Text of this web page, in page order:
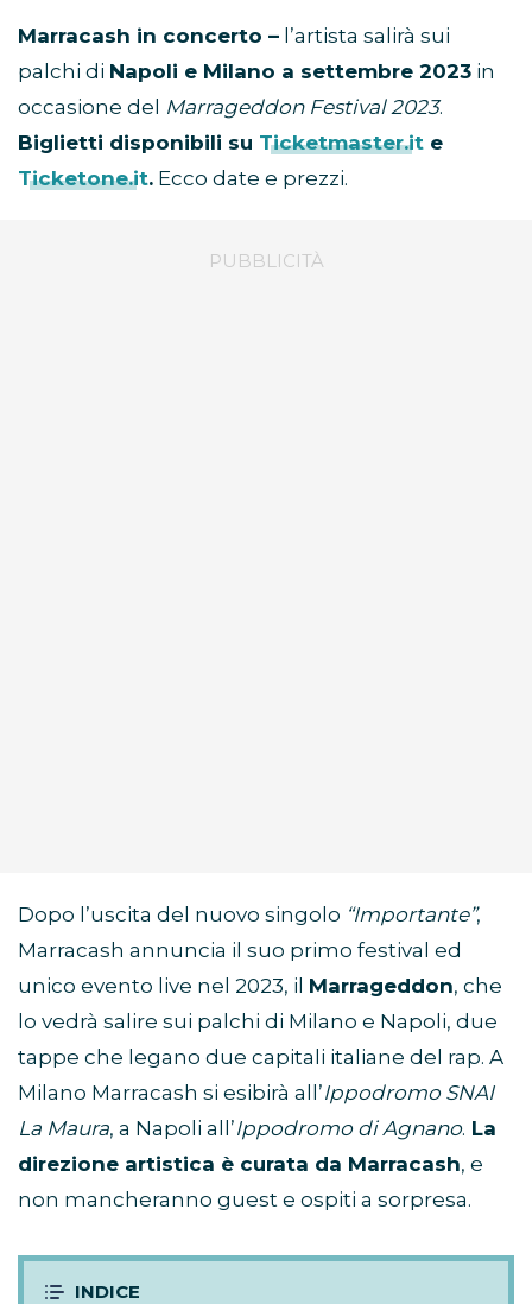
Marracash in concerto – l’artista salirà sui
palchi di Napoli e Milano a settembre 2023 in
occasione del Marrageddon Festival 2023.
Biglietti disponibili su Ticketmaster.it e
Ticketone.it. Ecco date e prezzi.
Dopo l’uscita del nuovo singolo “Importante”,
Marracash annuncia il suo primo festival ed
unico evento live nel 2023, il Marrageddon, che
lo vedrà salire sui palchi di Milano e Napoli, due
tappe che legano due capitali italiane del rap. A
Milano Marracash si esibirà all’Ippodromo SNAI
La Maura, a Napoli all’Ippodromo di Agnano. La
direzione artistica è curata da Marracash, e
non mancheranno guest e ospiti a sorpresa.